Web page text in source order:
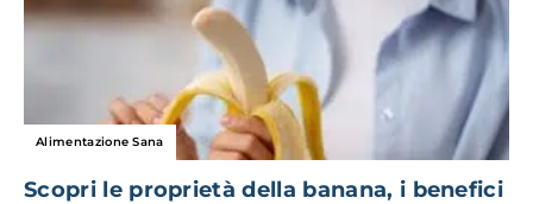
Alimentazione Sana
Scopri le proprietà della banana, i benefici